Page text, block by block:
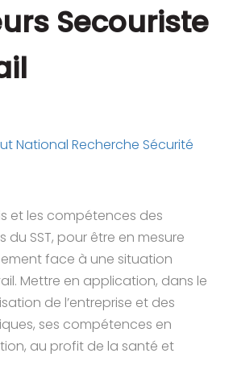
Secouriste
National Recherche Sécurité
et les compétences des
du SST, pour être en mesure
face à une situation
Mettre en application, dans le
de l’entreprise et des
ses compétences en
au profit de la santé et